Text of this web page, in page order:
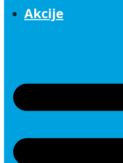
Akcije